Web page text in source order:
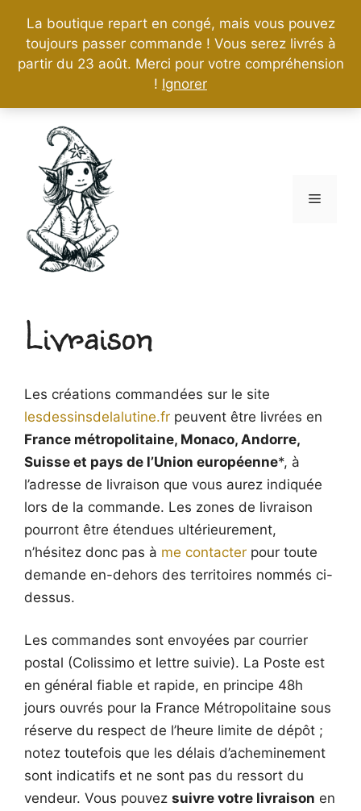
La boutique repart en congé, mais vous pouvez
toujours passer commande ! Vous serez livrés à
partir du 23 août. Merci pour votre compréhension
! Ignorer
Menu
Livraison
Les créations commandées sur le site
lesdessinsdelalutine.fr peuvent être livrées en
France métropolitaine, Monaco, Andorre,
Suisse et pays de l’Union européenne*, à
l’adresse de livraison que vous aurez indiquée
lors de la commande. Les zones de livraison
pourront être étendues ultérieurement,
n’hésitez donc pas à me contacter pour toute
demande en-dehors des territoires nommés ci-
dessus.
Les commandes sont envoyées par courrier
postal (Colissimo et lettre suivie). La Poste est
en général fiable et rapide, en principe 48h
jours ouvrés pour la France Métropolitaine sous
réserve du respect de l’heure limite de dépôt ;
notez toutefois que les délais d’acheminement
sont indicatifs et ne sont pas du ressort du
vendeur. Vous pouvez suivre votre livraison en